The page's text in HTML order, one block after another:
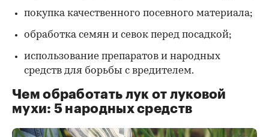
покупка качественного посевного материала;
обработка семян и севок перед посадкой;
использование препаратов и народных
средств для борьбы с вредителем.
Чем обработать лук от луковой
мухи: 5 народных средств